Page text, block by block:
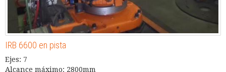
IRB 6600 en pista
Ejes: 7
Alcance máximo: 2800mm